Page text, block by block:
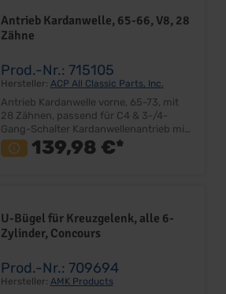
von uns im Katalog angegebenen
Abmessungen. Den Seitenauszug
Antrieb Kardanwelle, 65-66, V8, 28
Zähne
Prod.-Nr.: 715105
Hersteller: ACP All Classic Parts, Inc.
Antrieb Kardanwelle vorne, 65-73, mit
28 Zähnen, passend für C4 & 3-/4-
Gang-Schalter Kardanwellenantrieb mit
28 Zähnen Durchmesser Lagerkappe:
25,4mm Langer Schaft: ca.150mm
Lieferumfang: Stück ohne Kreuzgelenk
Preis: Pro Stück Einbauort:
139,98 €*
U-Bügel für Kreuzgelenk, alle 6-
Zylinder, Concours
Prod.-Nr.: 709694
Hersteller: AMK Products